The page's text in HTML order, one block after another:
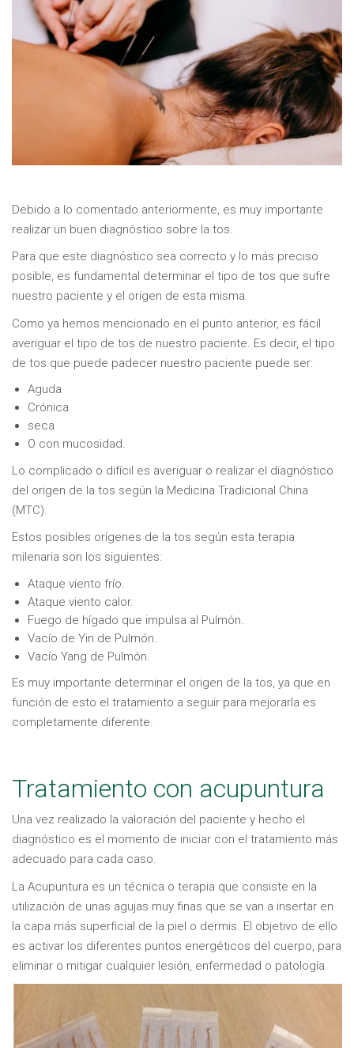
Debido a lo comentado anteriormente, es muy importante
realizar un buen diagnóstico sobre la tos.
Para que este diagnóstico sea correcto y lo más preciso
posible, es fundamental determinar el tipo de tos que sufre
nuestro paciente y el origen de esta misma.
Como ya hemos mencionado en el punto anterior, es fácil
averiguar el tipo de tos de nuestro paciente. Es decir, el tipo
de tos que puede padecer nuestro paciente puede ser:
Aguda
Crónica.
seca
O con mucosidad.
Lo complicado o difícil es averiguar o realizar el diagnóstico
del origen de la tos según la Medicina Tradicional China
(MTC).
Estos posibles orígenes de la tos según esta terapia
milenaria son los siguientes:
Ataque viento frío.
Ataque viento calor.
Fuego de hígado que impulsa al Pulmón.
Vacío de Yin de Pulmón.
Vacío Yang de Pulmón.
Es muy importante determinar el origen de la tos, ya que en
función de esto el tratamiento a seguir para mejorarla es
completamente diferente.
Tratamiento con acupuntura
Una vez realizado la valoración del paciente y hecho el
diagnóstico es el momento de iniciar con el tratamiento más
adecuado para cada caso.
La Acupuntura es un técnica o terapia que consiste en la
utilización de unas agujas muy finas que se van a insertar en
la capa más superficial de la piel o dermis. El objetivo de ello
es activar los diferentes puntos energéticos del cuerpo, para
eliminar o mitigar cualquier lesión, enfermedad o patología.